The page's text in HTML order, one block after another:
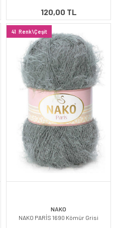
120,00 TL
41 Renk\Çeşit
NAKO
NAKO PARİS 1690 Kömür Grisi